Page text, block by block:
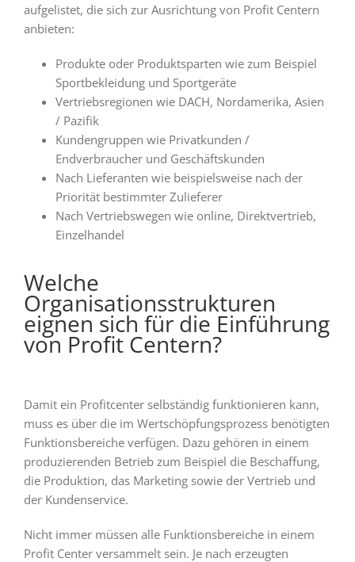
aufgelistet, die sich zur Ausrichtung von Profit Centern
anbieten:
Produkte oder Produktsparten wie zum Beispiel
Sportbekleidung und Sportgeräte
Vertriebsregionen wie DACH, Nordamerika, Asien
/ Pazifik
Kundengruppen wie Privatkunden /
Endverbraucher und Geschäftskunden
Nach Lieferanten wie beispielsweise nach der
Priorität bestimmter Zulieferer
Nach Vertriebswegen wie online, Direktvertrieb,
Einzelhandel
Welche
Organisationsstrukturen
eignen sich für die Einführung
von Profit Centern?
Damit ein Profitcenter selbständig funktionieren kann,
muss es über die im Wertschöpfungsprozess benötigten
Funktionsbereiche verfügen. Dazu gehören in einem
produzierenden Betrieb zum Beispiel die Beschaffung,
die Produktion, das Marketing sowie der Vertrieb und
der Kundenservice.
Nicht immer müssen alle Funktionsbereiche in einem
Profit Center versammelt sein. Je nach erzeugten